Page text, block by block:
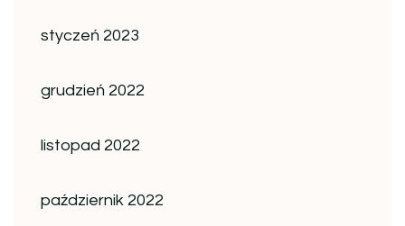
styczeń 2023
grudzień 2022
listopad 2022
październik 2022